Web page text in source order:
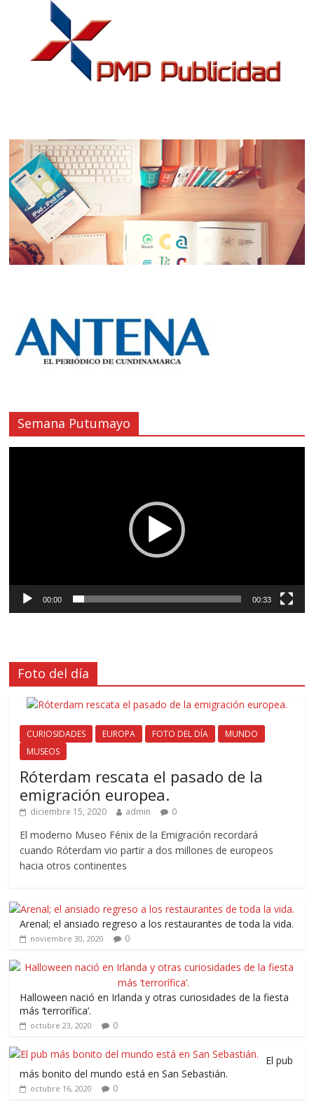
Semana Putumayo
00:00 00:33
Foto del día
CURIOSIDADES EUROPA FOTO DEL DÍA
MUNDO
MUSEOS
Róterdam rescata el pasado de la
emigración europea.
diciembre 15, 2020 admin 0
El moderno Museo Fénix de la Emigración recordará
cuando Róterdam vio partir a dos millones de europeos
hacia otros continentes
Arenal; el ansiado regreso a los restaurantes de toda la vida.
noviembre 30, 2020 0
Halloween nació en Irlanda y otras curiosidades de la fiesta
más ‘terrorífica’.
octubre 23, 2020 0
El pub
más bonito del mundo está en San Sebastián.
octubre 16, 2020 0